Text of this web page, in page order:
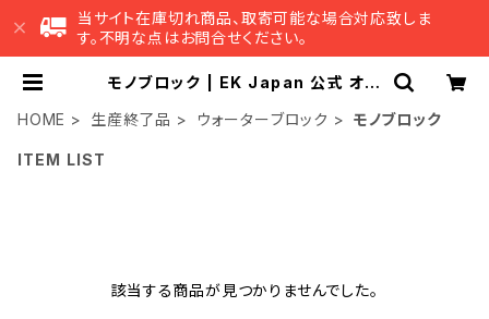
当サイト在庫切れ商品、取寄可能な場合対応致しま
す。不明な点はお問合せください。
モノブロック | EK Japan 公式 オン
HOME
生産終了品 ウォーターブロック モノブロック
ITEM LIST
該当する商品が見つかりませんでした。